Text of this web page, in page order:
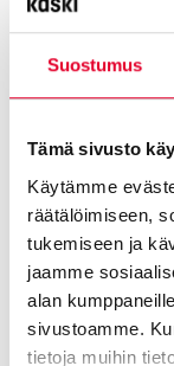
Suostumus
Tämä sivusto
Käytämme
räätälöimiseen,
tukemiseen ja
jaamme
alan
sivustoamme.
tietoja muihin
Asuntomessut
ja oviin useissa
13.07.2026